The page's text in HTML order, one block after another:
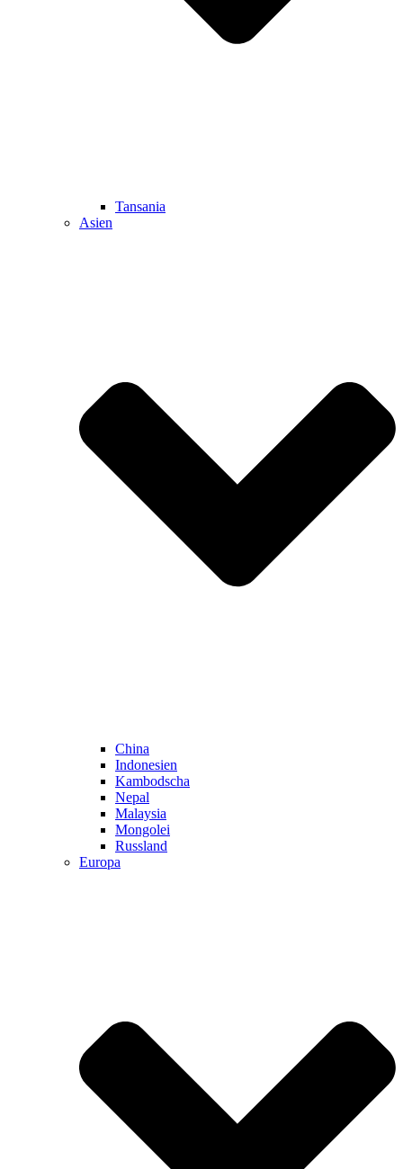
Tansania
Asien
China
Indonesien
Kambodscha
Nepal
Malaysia
Mongolei
Russland
Europa